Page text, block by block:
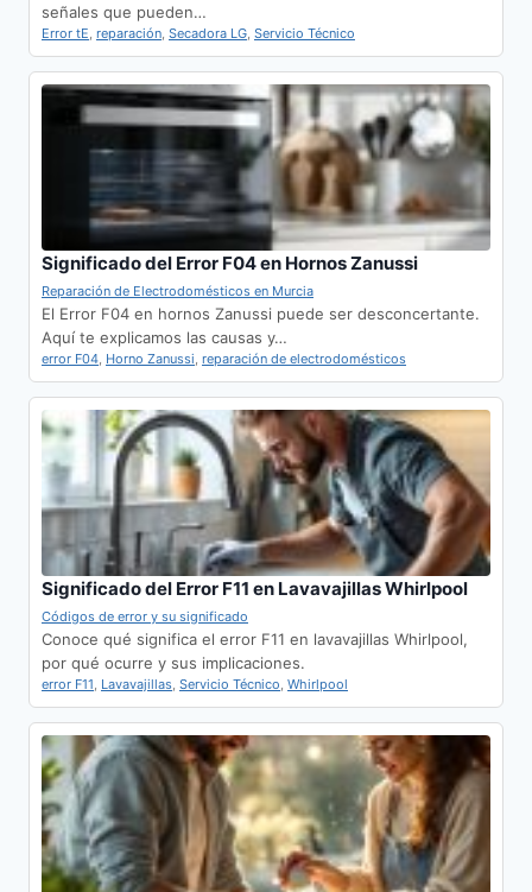
señales que pueden…
Error tE, reparación, Secadora LG, Servicio Técnico
Significado del Error F04 en Hornos Zanussi
Reparación de Electrodomésticos en Murcia
El Error F04 en hornos Zanussi puede ser desconcertante.
Aquí te explicamos las causas y…
error F04, Horno Zanussi, reparación de electrodomésticos
Significado del Error F11 en Lavavajillas Whirlpool
Códigos de error y su significado
Conoce qué significa el error F11 en lavavajillas Whirlpool,
por qué ocurre y sus implicaciones.
error F11, Lavavajillas, Servicio Técnico, Whirlpool